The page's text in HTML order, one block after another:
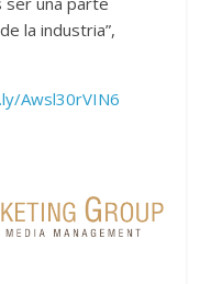
la industria”,
Awsl30rVIN6